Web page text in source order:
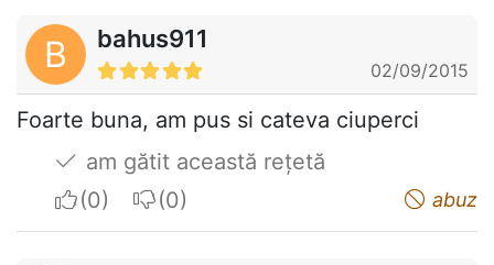
B bahus911
02/09/2015
Foarte buna, am pus si cateva ciuperci
am gătit această rețetă
I apreciateI do not appreciate abuz